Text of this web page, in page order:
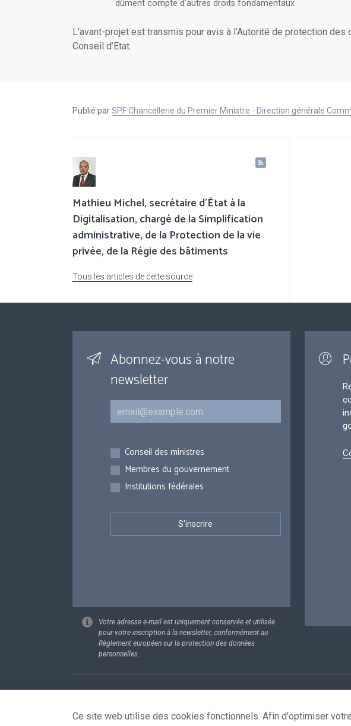
dûment compte d’autres droits fondamentaux
L'avant-projet est transmis pour avis à l’Autorité de protection des
Conseil d’Etat.
Publié parSPF Chancellerie du Premier Ministre - Direction générale
Mathieu Michel, secrétaire d’État à la
Digitalisation, chargé de la Simplification
administrative, de la Protection de la vie
privée, de la Régie des bâtiments
Tous les articles de cette source
Abonnez-vous à notre
newsletter
Courriel
Inscriptions
Conseil des ministres
Membres du gouvernement
Institutions fédérales
Votre adresse e-mail est uniquement conservée et utilisée
pour votre inscription à la newsletter, conformément au
Règlement européen sur la protection des données
personnelles.
Ce site web utilise des cookies fonctionnels. Afin d'optimiser